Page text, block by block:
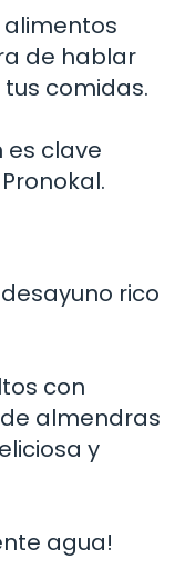
de hablar
comidas.
es clave
rico
con
almendras
y
agua!